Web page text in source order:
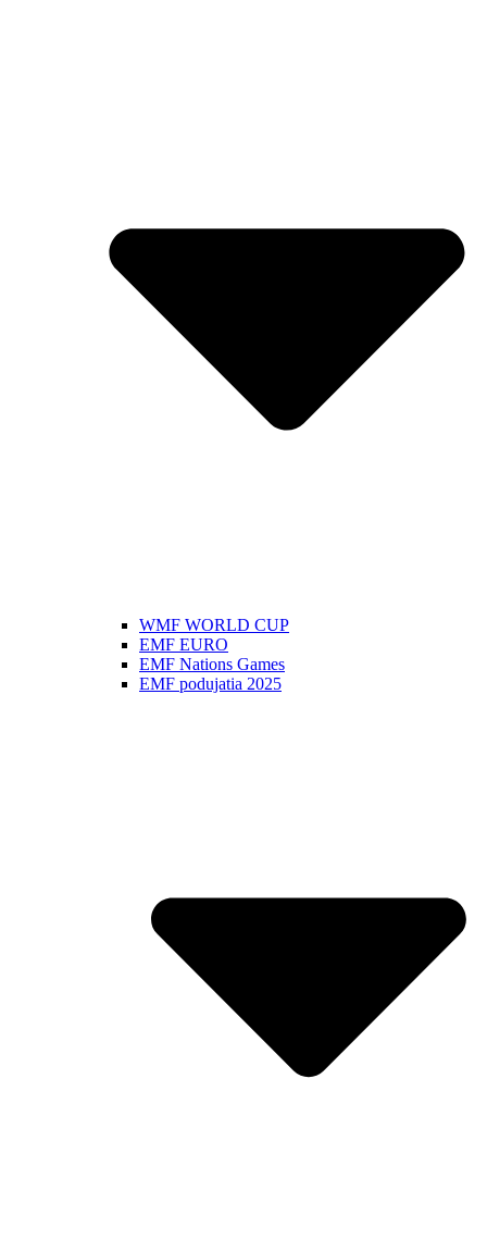
WMF WORLD CUP
EMF EURO
EMF Nations Games
EMF podujatia 2025